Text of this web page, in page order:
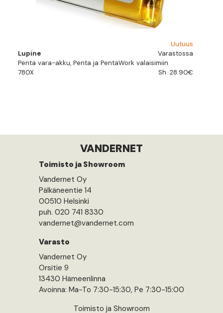
Uutuus
Lupine
Varastossa
Penta vara-akku, Penta ja PentaWork valaisimiin
780X
Sh. 28.90€
VANDERNET
Toimisto ja Showroom
Vandernet Oy
Pälkäneentie 14
00510 Helsinki
puh. 020 741 8330
vandernet@vandernet.com
Varasto
Vandernet Oy
Orsitie 9
13430 Hämeenlinna
Avoinna: Ma-To 7:30-15:30, Pe 7:30-15:00
Toimisto ja Showroom